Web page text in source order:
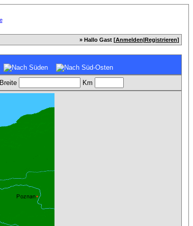
» Hallo Gast [Anmelden|Registrieren]
Breite Km